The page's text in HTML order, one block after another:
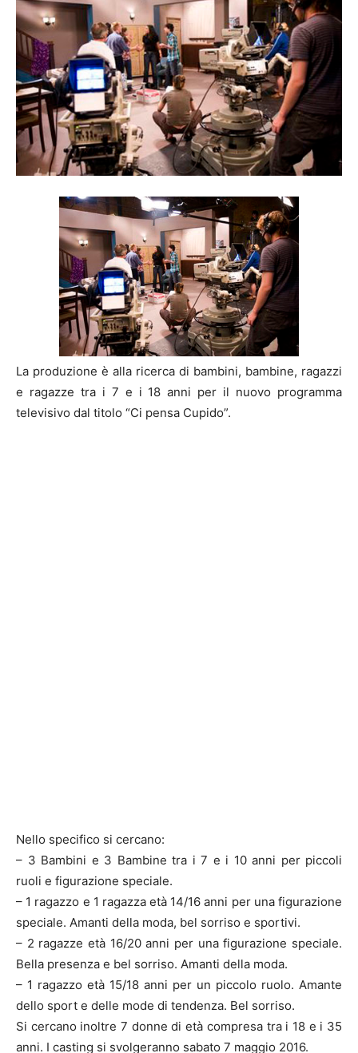
La produzione è alla ricerca di bambini, bambine, ragazzi
e ragazze tra i 7 e i 18 anni per il nuovo programma
televisivo dal titolo “Ci pensa Cupido”.
Nello specifico si cercano:
– 3 Bambini e 3 Bambine tra i 7 e i 10 anni per piccoli
ruoli e figurazione speciale.
– 1 ragazzo e 1 ragazza età 14/16 anni per una figurazione
speciale. Amanti della moda, bel sorriso e sportivi.
– 2 ragazze età 16/20 anni per una figurazione speciale.
Bella presenza e bel sorriso. Amanti della moda.
– 1 ragazzo età 15/18 anni per un piccolo ruolo. Amante
dello sport e delle mode di tendenza. Bel sorriso.
Si cercano inoltre 7 donne di età compresa tra i 18 e i 35
anni. I casting si svolgeranno sabato 7 maggio 2016.